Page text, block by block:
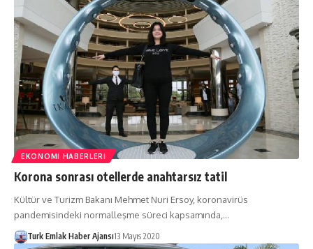
EKONOMI HABERLERI
Korona sonrası otellerde anahtarsız tatil
Kültür ve Turizm Bakanı Mehmet Nuri Ersoy, koronavirüs
pandemisindeki normalleşme süreci kapsamında,…
Turk Emlak Haber Ajansı13 Mayıs 2020